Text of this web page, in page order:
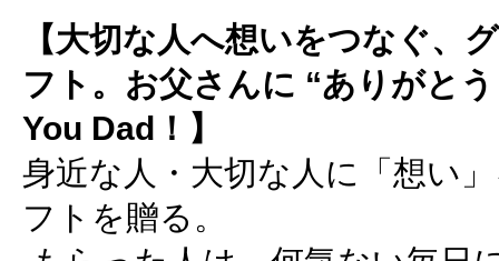
【大切な人へ想いをつなぐ、
フト。お父さんに “ありがと
You Dad！】
身近な人・大切な人に「想い
フトを贈る。